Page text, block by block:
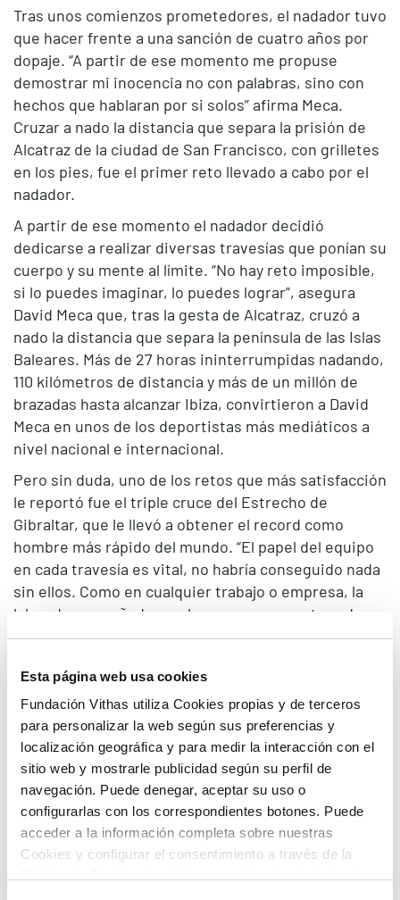
Esta página web usa cookies
Fundación Vithas utiliza Cookies propias y de terceros
para personalizar la web según sus preferencias y
localización geográfica y para medir la interacción con el
sitio web y mostrarle publicidad según su perfil de
navegación. Puede denegar, aceptar su uso o
configurarlas con los correspondientes botones. Puede
acceder a la información completa sobre nuestras
Cookies y configurar el consentimiento a través de la
Tras unos comienzos prometedores, el nadador tuvo
que hacer frente a una sanción de cuatro años por
dopaje. “A partir de ese momento me propuse
demostrar mi inocencia no con palabras, sino con
hechos que hablaran por si solos” afirma Meca.
Cruzar a nado la distancia que separa la prisión de
Alcatraz de la ciudad de San Francisco, con grilletes
en los pies, fue el primer reto llevado a cabo por el
nadador.
A partir de ese momento el nadador decidió
dedicarse a realizar diversas travesías que ponían su
cuerpo y su mente al límite. “No hay reto imposible,
si lo puedes imaginar, lo puedes lograr”, asegura
David Meca que, tras la gesta de Alcatraz, cruzó a
nado la distancia que separa la península de las Islas
Baleares. Más de 27 horas ininterrumpidas nadando,
110 kilómetros de distancia y más de un millón de
brazadas hasta alcanzar Ibiza, convirtieron a David
Meca en unos de los deportistas más mediáticos a
nivel nacional e internacional.
Pero sin duda, uno de los retos que más satisfacción
le reportó fue el triple cruce del Estrecho de
Gibraltar, que le llevó a obtener el record como
hombre más rápido del mundo. “El papel del equipo
en cada travesía es vital, no habría conseguido nada
sin ellos. Como en cualquier trabajo o empresa, la
labor desempeñada por las personas que te rodean
es fundamental para alcanzar el éxito”, concluye